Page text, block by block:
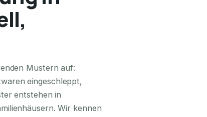
Mustern auf:
eingeschleppt,
entstehen in
Wir kennen